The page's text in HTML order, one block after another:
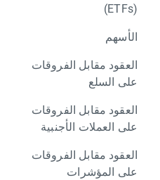
(ETFs)
الأسهم
العقود مقابل الفروقات
على السلع
العقود مقابل الفروقات
على العملات الأجنبية
العقود مقابل الفروقات
على المؤشرات